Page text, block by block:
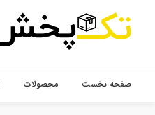
صفحه نخست محصولات